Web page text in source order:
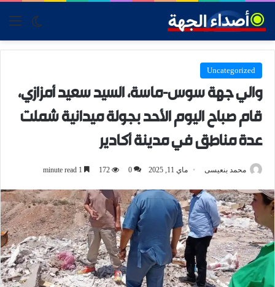
skin
Uncategorized
والي جهة سوس-ماسة، السيد سعيد أمزازي،
قام صباح اليوم الأحد بجولة ميدانية شملت
عدة مناطق في مدينة أكادير
محمد بنعيسى ماي 11, 2025 0
172